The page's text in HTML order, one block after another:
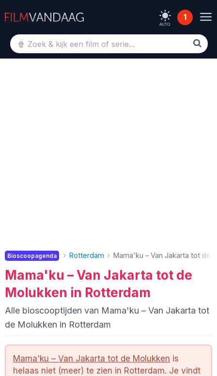
AUTO
1
Bioscoopagenda Rotterdam Mama'ku – Van Jakarta tot de
Mama'ku – Van Jakarta tot de
Molukken in Rotterdam
Alle bioscooptijden van Mama'ku – Van Jakarta tot
de Molukken in Rotterdam
Mama'ku – Van Jakarta tot de Molukken is
helaas niet (meer) te zien in Rotterdam. Je vindt